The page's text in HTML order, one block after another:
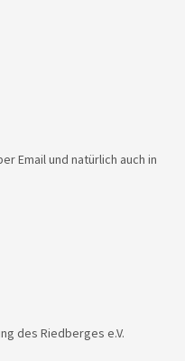
Email und natürlich auch in
des Riedberges e.V.